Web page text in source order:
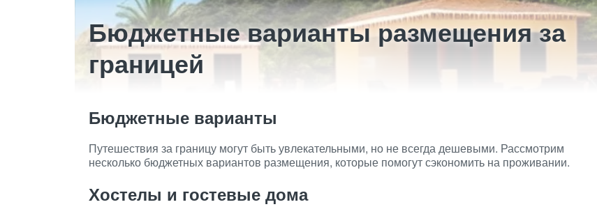
Бюджетные варианты размещения за
границей
Бюджетные варианты
Путешествия за границу могут быть увлекательными, но не всегда дешевыми. Рассмотрим
несколько бюджетных вариантов размещения, которые помогут сэкономить на проживании.
Хостелы и гостевые дома